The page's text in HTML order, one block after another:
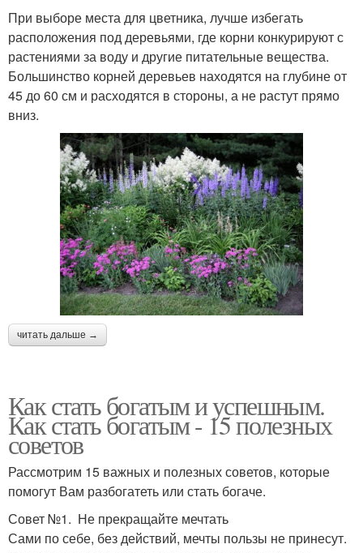
При выборе места для цветника, лучше избегать
расположения под деревьями, где корни конкурируют с
растениями за воду и другие питательные вещества.
Большинство корней деревьев находятся на глубине от
45 до 60 см и расходятся в стороны, а не растут прямо
вниз.
читать дальше →
Как стать богатым и успешным.
Как стать богатым - 15 полезных
советов
Рассмотрим 15 важных и полезных советов, которые
помогут Вам разбогатеть или стать богаче.
Совет №1. Не прекращайте мечтать
Сами по себе, без действий, мечты пользы не принесут.